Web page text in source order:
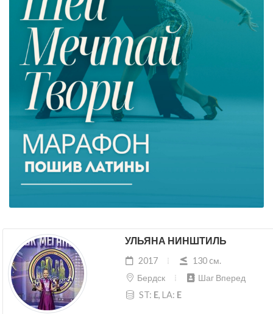
УЛЬЯНА НИНШТИЛЬ
2017
130 cм.
Бердск
Шаг Вперед
ST: E, LA: E